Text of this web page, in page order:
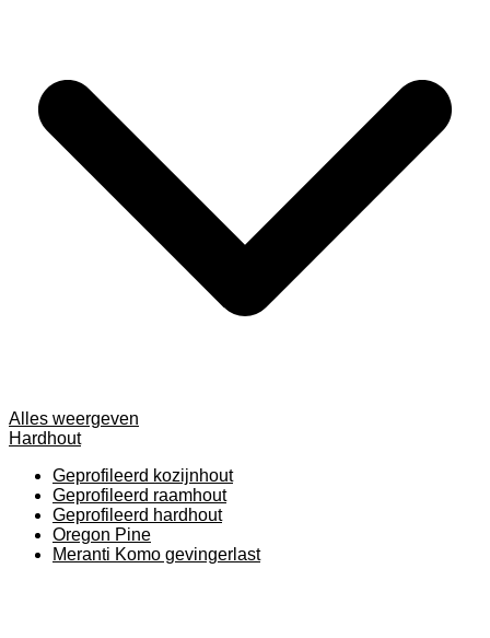
Alles weergeven
Hardhout
Geprofileerd kozijnhout
Geprofileerd raamhout
Geprofileerd hardhout
Oregon Pine
Meranti Komo gevingerlast